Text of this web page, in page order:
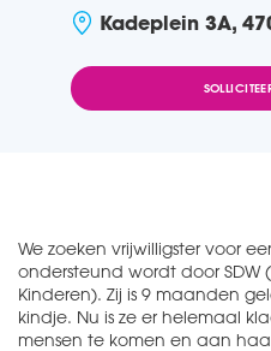
Kadeplein 3A,
We zoeken vrijwilligster voor
ondersteund wordt door SDW
Kinderen). Zij is 9 maanden
kindje. Nu is ze er helemaal
mensen te komen en aan